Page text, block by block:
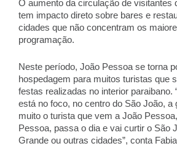
O aumento da circulação de visitantes
tem impacto direto sobre bares e
cidades que não concentram os
programação.
Neste período, João Pessoa se torna
hospedagem para muitos turistas que
festas realizadas no interior paraibano.
está no foco, no centro do São João, a
muito o turista que vem a João
Pessoa, passa o dia e vai curtir o São
Grande ou outras cidades”, conta